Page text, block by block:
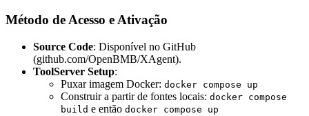
Método de Acesso e Ativação
Source Code: Disponível no GitHub
(github.com/OpenBMB/XAgent).
ToolServer Setup:
Puxar imagem Docker: docker compose up
Construir a partir de fontes locais: docker compose
build e então docker compose up